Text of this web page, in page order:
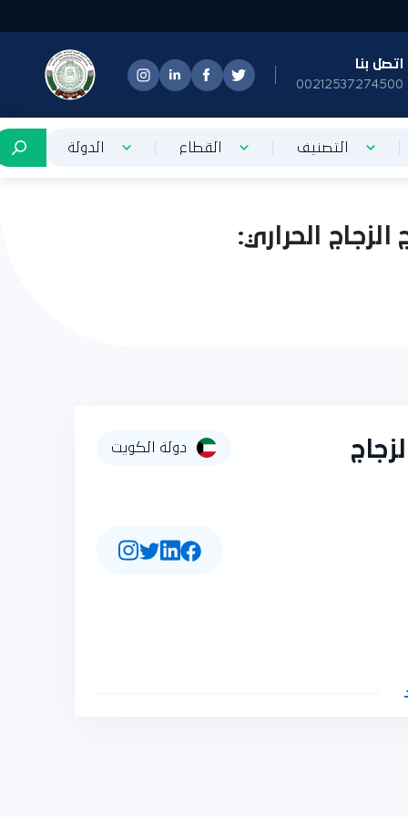
بنا
التصنيف القطاع الدولة
الحراري:
دولة الكويت